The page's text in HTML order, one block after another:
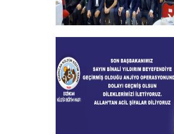
2024-2025 Burs
+